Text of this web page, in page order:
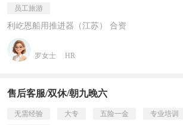
员工旅游
利屹恩船用推进器（江苏） 合资
罗女士 HR
售后客服/双休/朝九晚六
无需经验 大专 五险一金 专业培训